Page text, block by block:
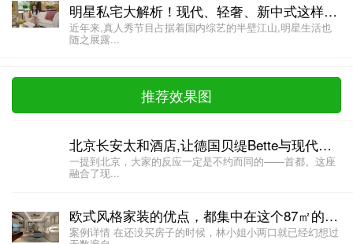
明星私宅大解析！现代、轻奢、新中式这样搭超级美！
近年来,真人秀节目占据着国内综艺的半壁江山,明星生活也
随之展露...
推荐效果图
北京长安太和酒店,让德国贝缇Bette与现代中国风的碰撞
一提到北京，大家的反应一定是不约而同的——首都。这座
融合了现...
欧式风格家装的优点，都集中在这个87㎡的房子
案例详情 在还没买房子的时候，林小姐小两口就已经幻想过